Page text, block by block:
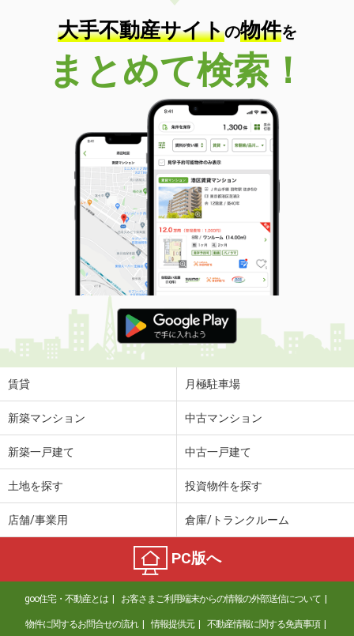
大手不動産サイトの物件を
まとめて検索！
賃貸 月極駐車場
新築マンション 中古マンション
新築一戸建て 中古一戸建て
土地を探す 投資物件を探す
店舗/事業用 倉庫/トランクルーム
PC版へ
goo住宅・不動産とは お客さまご利用端末からの情報の外部送信について
物件に関するお問合せの流れ 情報提供元 不動産情報に関する免責事項